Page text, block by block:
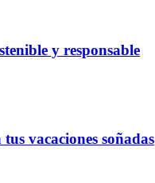
y responsable
vacaciones soñadas